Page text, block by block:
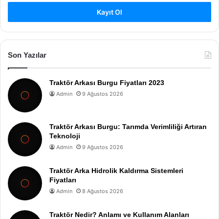
Kayıt Ol
Son Yazılar
Traktör Arkası Burgu Fiyatları 2023
Admin 9 Ağustos 2026
Traktör Arkası Burgu: Tarımda Verimliliği Artıran
Teknoloji
Admin 9 Ağustos 2026
Traktör Arka Hidrolik Kaldırma Sistemleri
Fiyatları
Admin 8 Ağustos 2026
Traktör Nedir? Anlamı ve Kullanım Alanları